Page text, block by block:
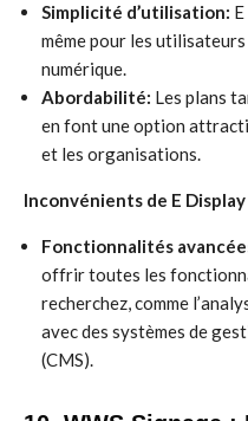
Simplicité d’utilisation:
même pour les
numérique.
Abordabilité: Les plans
en font une option
et les organisations.
Inconvénients de E
Fonctionnalités
offrir toutes les
recherchez, comme
avec des systèmes de
(CMS).